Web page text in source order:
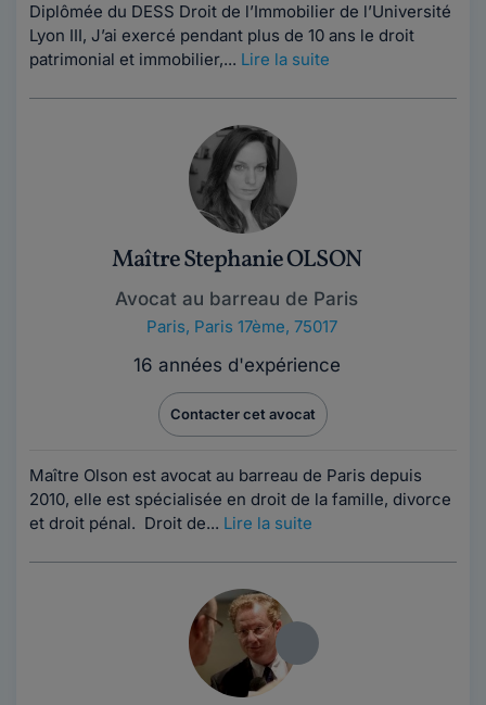
Diplômée du DESS Droit de l’Immobilier de l’Université
Lyon III, J’ai exercé pendant plus de 10 ans le droit
patrimonial et immobilier,... Lire la suite
Maître Stephanie OLSON
Avocat au barreau de Paris
Paris, Paris 17ème, 75017
16 années d'expérience
Contacter cet avocat
Maître Olson est avocat au barreau de Paris depuis
2010, elle est spécialisée en droit de la famille, divorce
et droit pénal. Droit de... Lire la suite